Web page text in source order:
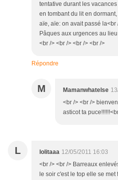
tentative durant les
en tombant du lit en
aïe, aïe: on avait passé
Pâques aux urgences au
<br /> <br /> <br /> <br />
Répondre
M Mamanwhatelse
<br /> <br />
asticot ta
L lolitaaa 12/05/2011 16:03
<br /> <br /> Barreaux
le soir c'est le top elle se